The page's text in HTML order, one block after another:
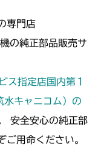
専門店
の純正部品販売サ
ス指定店国内第１
キャニコム）の
安全安心の純正部
ご用命ください。